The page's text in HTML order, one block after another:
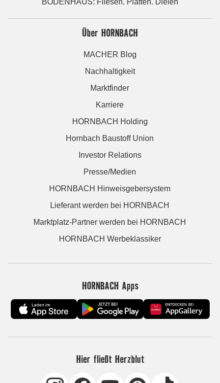
BODENHAUS: Fliesen. Platten. Dielen
Über HORNBACH
MACHER Blog
Nachhaltigkeit
Marktfinder
Karriere
HORNBACH Holding
Hornbach Baustoff Union
Investor Relations
Presse/Medien
HORNBACH Hinweisgebersystem
Lieferant werden bei HORNBACH
Marktplatz-Partner werden bei HORNBACH
HORNBACH Werbeklassiker
HORNBACH Apps
Hier fließt Herzblut